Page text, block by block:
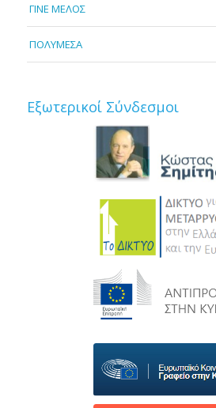
ΓΙΝΕ ΜΕΛΟΣ
ΠΟΛΥΜΕΣΑ
Εξωτερικοί Σύνδεσμοι